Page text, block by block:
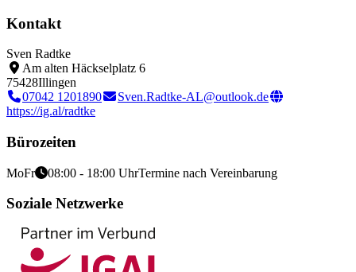
Kontakt
Sven Radtke
Am alten Häckselplatz 6
75428Illingen
07042 1201890
Sven.Radtke-AL@outlook.de
https://ig.al/radtke
Bürozeiten
MoFr 08:00 - 18:00 UhrTermine nach Vereinbarung
Soziale Netzwerke